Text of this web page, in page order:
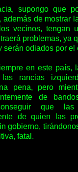
supongo que
además de mostrar
vecinos, tengan
problemas, ya
serán odiados por el
en este país,
las rancias
pena, pero
de
que las
de quien las
gobierno,
fatal.